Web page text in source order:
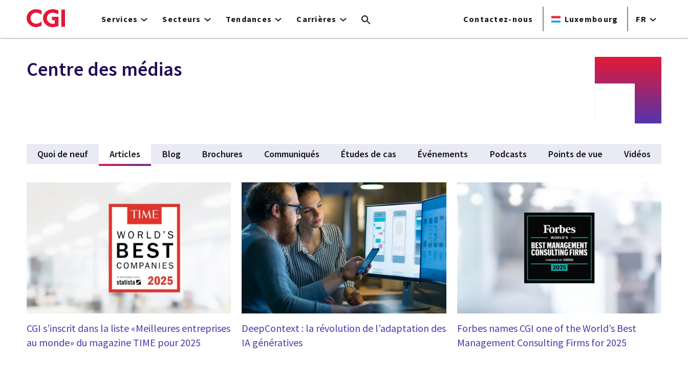
to
Services Secteurs Tendances Carrières Contactez-nous Luxembourg FR
Centre des médias
Quoi de neuf Articles (active tab)
Blog Brochures Communiqués Études de cas Événements Podcasts Points de vue Vidéos
CGI s’inscrit dans la liste «Meilleures entreprises
au monde» du magazine TIME pour 2025
DeepContext : la révolution de l’adaptation des
IA génératives
Forbes names CGI one of the World’s Best
Management Consulting Firms for 2025